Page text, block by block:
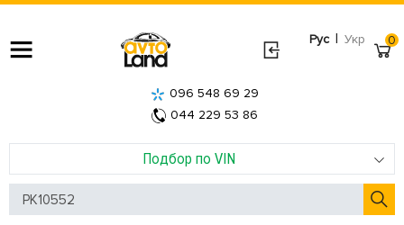
Рус | Укр
Подбор по VIN
096 548 69 29
044 229 53 86
0